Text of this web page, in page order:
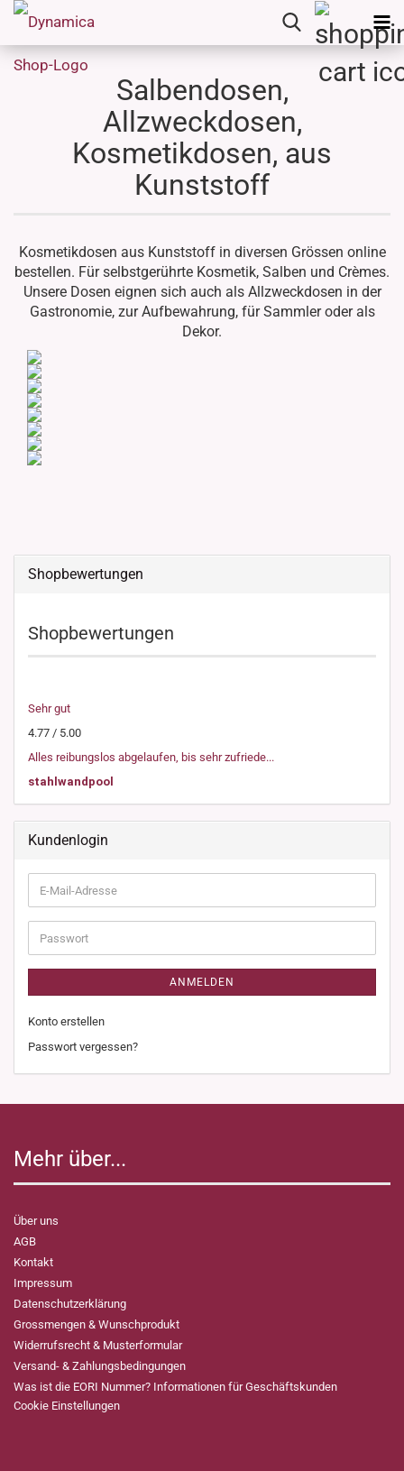
Salbendosen,
Allzweckdosen,
Kosmetikdosen, aus
Kunststoff
Kosmetikdosen aus Kunststoff in diversen Grössen online
bestellen. Für selbstgerührte Kosmetik, Salben und Crèmes.
Unsere Dosen eignen sich auch als Allzweckdosen in der
Gastronomie, zur Aufbewahrung, für Sammler oder als
Dekor.
Shopbewertungen
Shopbewertungen
Sehr gut
4.77 / 5.00
Alles reibungslos abgelaufen, bis sehr zufriede...
stahlwandpool
Kundenlogin
E-
Mail-
Adresse
Passwort
ANMELDEN
Konto erstellen
Passwort vergessen?
Mehr über...
Über uns
AGB
Kontakt
Impressum
Datenschutzerklärung
Grossmengen & Wunschprodukt
Widerrufsrecht & Musterformular
Versand- & Zahlungsbedingungen
Was ist die EORI Nummer? Informationen für Geschäftskunden
Cookie Einstellungen